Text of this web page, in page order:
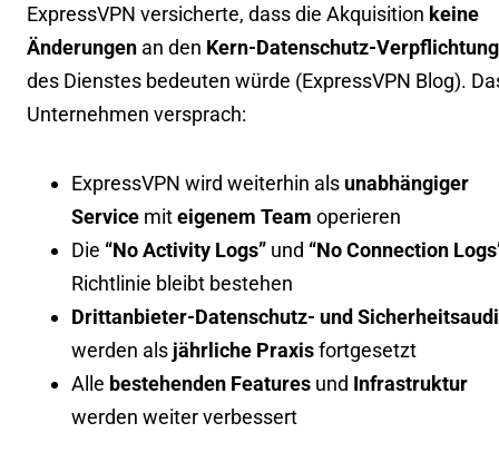
ExpressVPN versicherte, dass die Akquisition keine
Änderungen an den Kern-Datenschutz-
des Dienstes bedeuten würde (ExpressVPN Blog).
Unternehmen versprach:
ExpressVPN wird weiterhin als unabhängiger
Service miteigenem Team operieren
Die “No Activity Logs” und “No Connection
Richtlinie bleibt bestehen
Drittanbieter-Datenschutz- und
werden als jährliche Praxisfortgesetzt
Alle bestehenden Features und Infrastruktur
werden weiter verbessert